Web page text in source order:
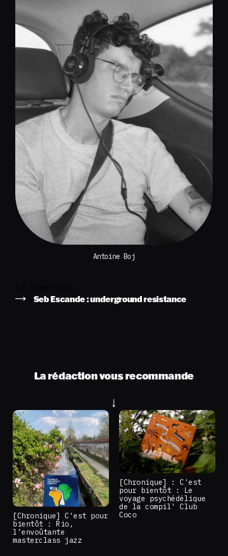
Antoine Boj
Seb Escande : underground resistance
La rédaction vous recommande
[Chronique] C'est pour
bientôt : Rio,
l’envoûtante
masterclass jazz
[Chronique] : C'est
pour bientôt : Le
voyage psychédélique
de la compil' Club
Coco